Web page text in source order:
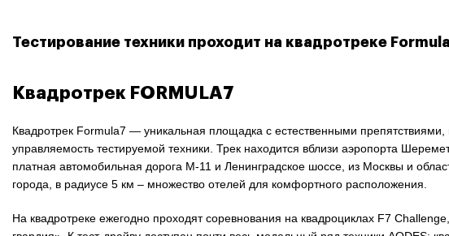
Тестирование техники проходит на квадротреке
Квадротрек FORMULA7
Квадротрек Formula7 — уникальная площадка с естественными препятствиями,
управляемость тестируемой техники. Трек находится вблизи аэропорта
платная автомобильная дорога М-11 и Ленинградское шоссе, из Москвы и
города, в радиусе 5 км – множество отелей для комфортного расположения.
На квадротреке ежегодно проходят соревнования на квадроциклах F7